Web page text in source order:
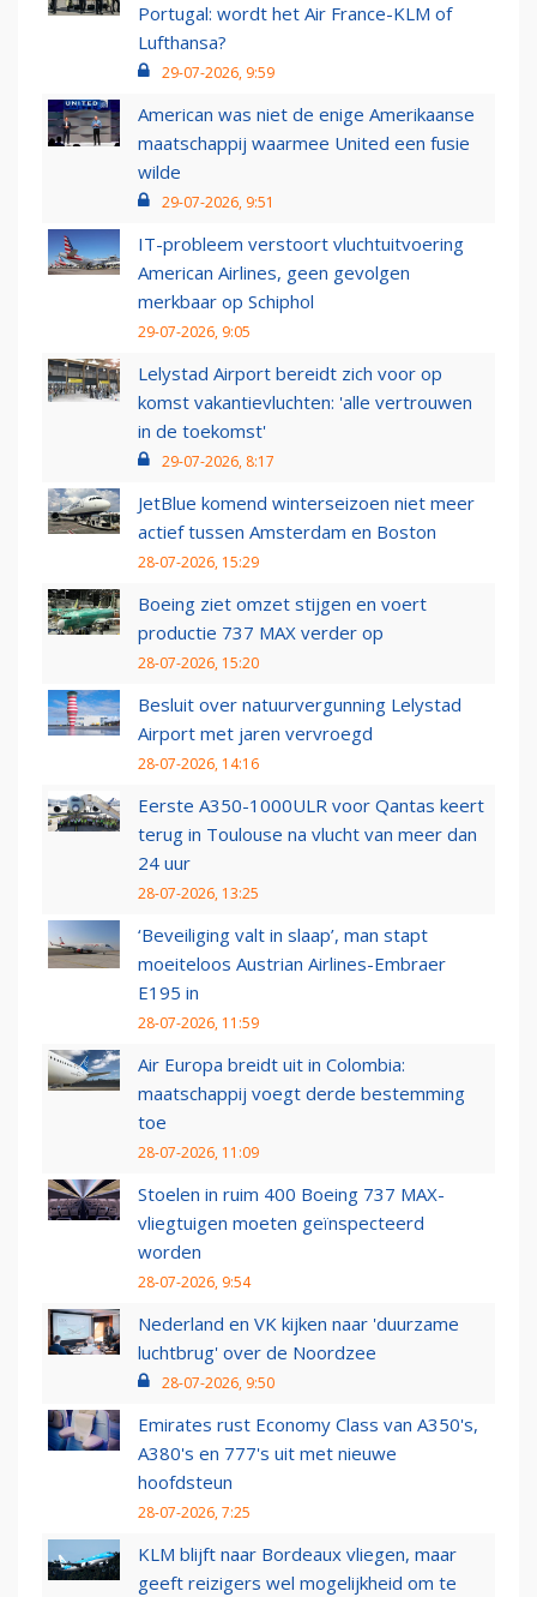
Portugal: wordt het Air France-KLM of
Lufthansa?
29-07-2026, 9:59
American was niet de enige Amerikaanse
maatschappij waarmee United een fusie
wilde
29-07-2026, 9:51
IT-probleem verstoort vluchtuitvoering
American Airlines, geen gevolgen
merkbaar op Schiphol
29-07-2026, 9:05
Lelystad Airport bereidt zich voor op
komst vakantievluchten: 'alle vertrouwen
in de toekomst'
29-07-2026, 8:17
JetBlue komend winterseizoen niet meer
actief tussen Amsterdam en Boston
28-07-2026, 15:29
Boeing ziet omzet stijgen en voert
productie 737 MAX verder op
28-07-2026, 15:20
Besluit over natuurvergunning Lelystad
Airport met jaren vervroegd
28-07-2026, 14:16
Eerste A350-1000ULR voor Qantas keert
terug in Toulouse na vlucht van meer dan
24 uur
28-07-2026, 13:25
‘Beveiliging valt in slaap’, man stapt
moeiteloos Austrian Airlines-Embraer
E195 in
28-07-2026, 11:59
Air Europa breidt uit in Colombia:
maatschappij voegt derde bestemming
toe
28-07-2026, 11:09
Stoelen in ruim 400 Boeing 737 MAX-
vliegtuigen moeten geïnspecteerd
worden
28-07-2026, 9:54
Nederland en VK kijken naar 'duurzame
luchtbrug' over de Noordzee
28-07-2026, 9:50
Emirates rust Economy Class van A350's,
A380's en 777's uit met nieuwe
hoofdsteun
28-07-2026, 7:25
KLM blijft naar Bordeaux vliegen, maar
geeft reizigers wel mogelijkheid om te